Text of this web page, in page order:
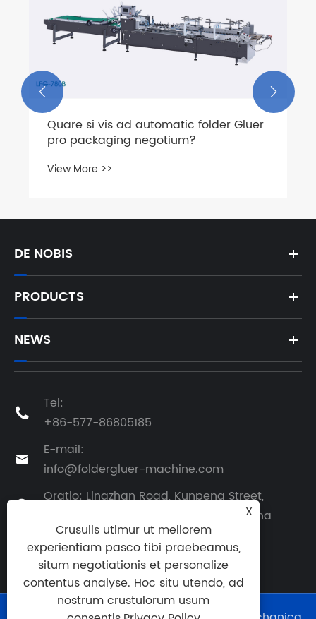
Folder Gluer est an automated adiutor
ad amplio packaging efficientiam
View More >>
 
DE NOBIS
PRODUCTS
NEWS

Tel:
+86-577-86805185

E-mail:
info@foldergluer-machine.com
Oratio: Lingzhan Road, Kunpeng Street,
Wenzhou urbem, Zhejiang Province, Sina
X
Crusulis utimur ut meliorem
experientiam pasco tibi praebeamus,
situm negotiationis et personalize
contentus analyse. Hoc situ utendo, ad
nostrum crustulorum usum